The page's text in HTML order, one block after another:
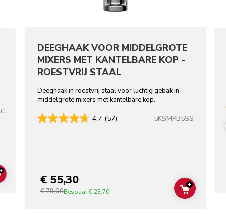
ADD TO CART
DEEGHAAK VOOR MIDDELGROTE
MIXERS MET KANTELBARE KOP -
ROESTVRIJ STAAL
Deeghaak in roestvrij staal voor luchtig gebak in
middelgrote mixers met kantelbare kop.
4.7 (57) 5KSMPB5SS
€ 55,30
€ 79,00Bespaar€ 23,70 ADD TO
+